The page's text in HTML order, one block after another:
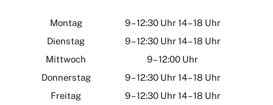
Montag
9 – 12:30 Uhr 14 – 18 Uhr
Dienstag
9 – 12:30 Uhr 14 – 18 Uhr
Mittwoch
9 – 12:00 Uhr
Donnerstag
9 – 12:30 Uhr 14 – 18 Uhr
Freitag
9 – 12:30 Uhr 14 – 18 Uhr